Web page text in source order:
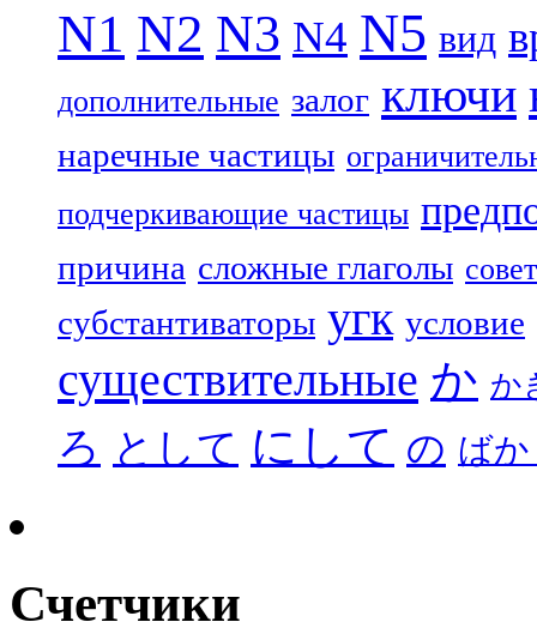
N1 N2 N3 N4 N5 вид
дополнительные залог ключи
наречные частицы
подчеркивающие частицы
причина сложные глаголы совет
субстантиваторы угк условие
существительные か か
ろ として にして の ば
Счетчики